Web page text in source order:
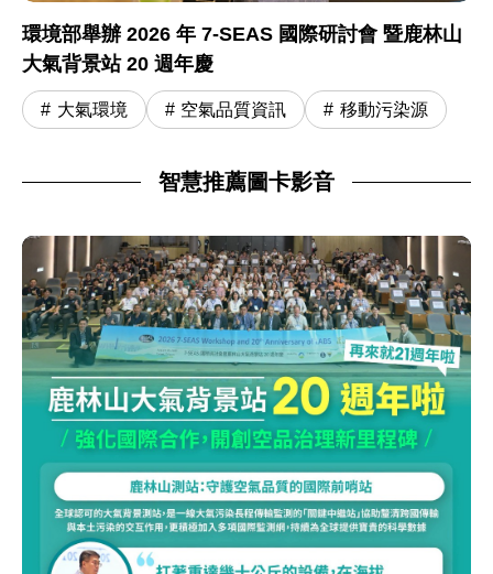
環境部舉辦 2026 年 7-SEAS 國際研討會 暨鹿林山
大氣背景站 20 週年慶
大氣環境 空氣品質資訊 移動污染源
智慧推薦圖卡影音